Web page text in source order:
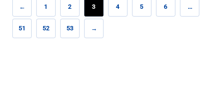
← 1 2 3 4 5 6 …
51 52 53 →